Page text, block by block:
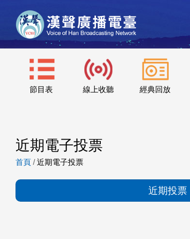
節目表 線上收聽 經典回放
近期電子投票
首頁 /近期電子投票
近期投票